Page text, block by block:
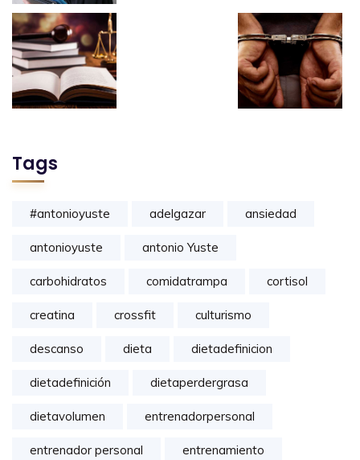
Tags
#antonioyuste adelgazar ansiedad
antonioyuste antonio Yuste
carbohidratos comidatrampa cortisol
creatina crossfit culturismo
descanso dieta dietadefinicion
dietadefinición dietaperdergrasa
dietavolumen entrenadorpersonal
entrenador personal entrenamiento